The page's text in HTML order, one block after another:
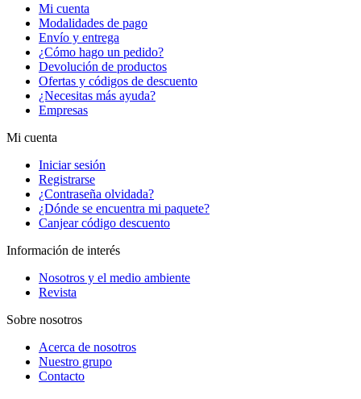
Mi cuenta
Modalidades de pago
Envío y entrega
¿Cómo hago un pedido?
Devolución de productos
Ofertas y códigos de descuento
¿Necesitas más ayuda?
Empresas
Mi cuenta
Iniciar sesión
Registrarse
¿Contraseña olvidada?
¿Dónde se encuentra mi paquete?
Canjear código descuento
Información de interés
Nosotros y el medio ambiente
Revista
Sobre nosotros
Acerca de nosotros
Nuestro grupo
Contacto